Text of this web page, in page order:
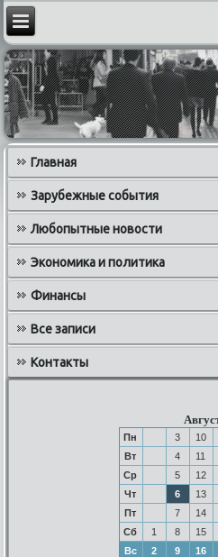
Главная
Зарубежные события
Любопытные новости
Экономика и политика
Финансы
Все записи
Контакты
Пн 3 10
Вт
4 11
Ср
5 12
Чт
6 13
Пт
7 14
Сб
1 8 15
Вс
2 9 16